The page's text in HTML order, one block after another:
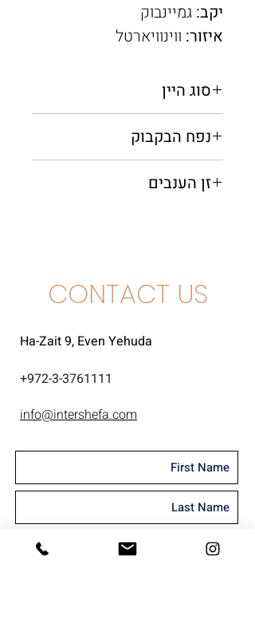
יקב: גמיינבוק
איזור: ווינוויארטל
סוג היין
נפח הבקבוק
זן הענבים
CONTACT US
Ha-Zait 9, Even Yehuda
972-3-3761111
+
info@intershefa.com